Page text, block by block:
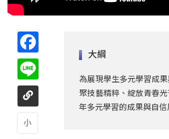
大綱
為展現學生多元學習成
聚技藝精粹、綻放青春
年多元學習的成果與自信